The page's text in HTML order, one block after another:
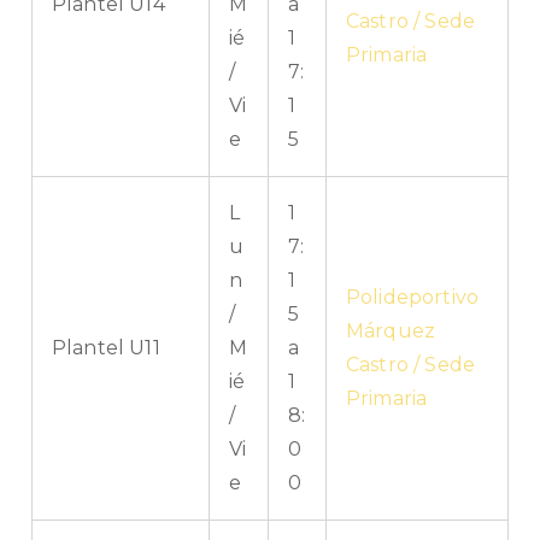
ié
/
Vi
e
1
7:
1
5
Castro / Sede
Primaria
Plantel U11
L
u
n
/
M
ié
/
Vi
e
1
7:
1
5
a
1
8:
0
0
Polideportivo
Márquez
Castro / Sede
Primaria